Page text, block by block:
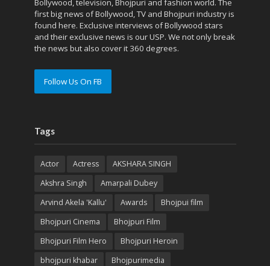
Bollywood, television, Bhojpuri and fashion world. The
first big news of Bollywood, TV and Bhojpuri industry is
found here. Exclusive interviews of Bollywood stars
and their exclusive news is our USP. We not only break
the news but also cover it 360 degrees.
Follow Us On FB
Tags
Actor Actress
AKSHARA SINGH
Akshra Singh
Amarpali Dubey
Arvind Akela 'Kallu'
Awards
Bhojpui film
Bhojpuri Cinema
Bhojpuri Film
Bhojpuri Film Hero
Bhojpuri Heroin
bhojpuri khabar
Bhojpurimedia